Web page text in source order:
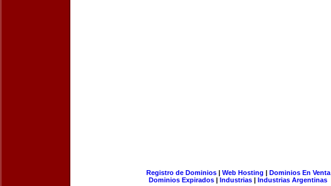
Registro de Dominios| Web Hosting | Dominios En Venta
Dominios Expirados | Industrias | Industrias Argentinas